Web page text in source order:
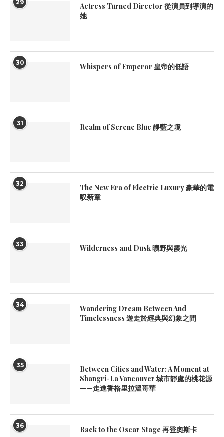
29
Actress Turned Director 從演員到導演的
她
30 Whispers of Emperor 皇帝的低語
31 Realm of Serene Blue 靜藍之境
32
The New Era of Electric Luxury 豪華的電
馭新章
33 Wilderness and Dusk 曠野與霞光
34
Wandering Dream Between And
Timelessness 遊走於經典與幻象之間
35
Between Cities and Water: A Moment at
Shangri-La Vancouver 城市靜處的桃花源
——走進香格里拉溫哥華
36 Back to the Oscar Stage 再登奧斯卡